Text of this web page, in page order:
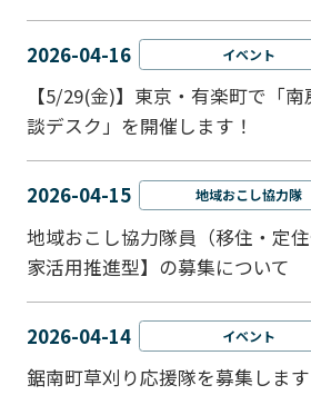
2026-04-16 イベント
【5/29(金)】東京・有楽町で「
談デスク」を開催します！
2026-04-15 地域おこし協力隊
地域おこし協力隊員（移住・定
家活用推進型】の募集について
2026-04-14 イベント
鋸南町草刈り応援隊を募集します